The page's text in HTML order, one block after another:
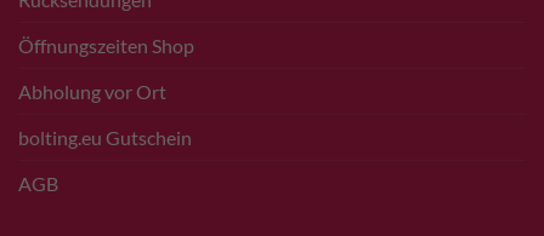
Öffnungszeiten Shop
Abholung vor Ort
bolting.eu Gutschein
AGB